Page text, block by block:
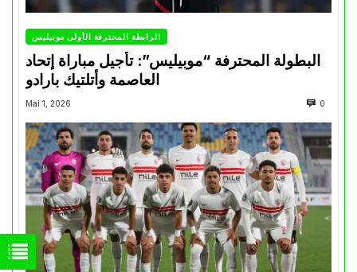
الرابطة المحترفة الأولى موبيليس
البطولة المحترفة “موبيليس”: تأجيل مباراة إتحاد
العاصمة وأتلتيك بارادو
Mai 1, 2026 0